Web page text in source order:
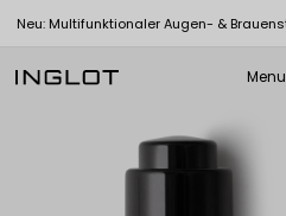
Neu: Multifunktionaler Augen- &
Menu